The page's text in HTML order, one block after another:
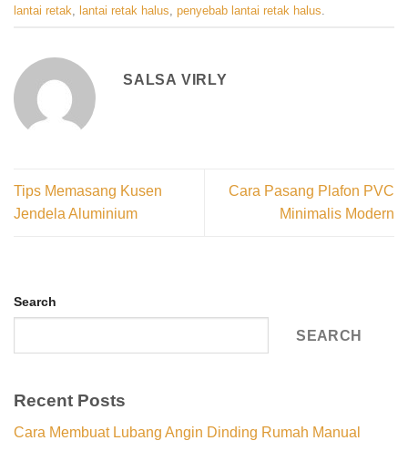
lantai retak lantai retak halus penyebab lantai retak halus
SALSA VIRLY
Tips Memasang Kusen
Jendela Aluminium
Cara Pasang Plafon PVC
Minimalis Modern
Search
SEARCH
Recent Posts
Cara Membuat Lubang Angin Dinding Rumah Manual